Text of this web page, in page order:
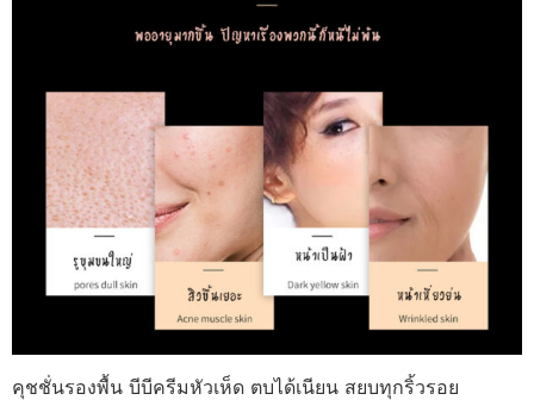
คุชชั่นรองพื้น บีบีครีมหัวเห็ด ตบได้เนียน สยบทุกริ้วรอย